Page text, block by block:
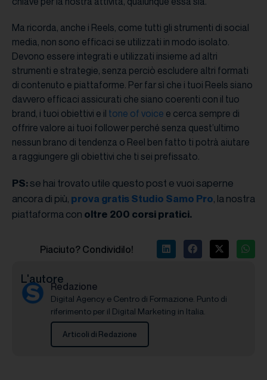
Ma ricorda, anche i Reels, come tutti gli strumenti di social
media, non sono efficaci se utilizzati in modo isolato.
Devono essere integrati e utilizzati insieme ad altri
strumenti e strategie, senza perciò escludere altri formati
di contenuto e piattaforme. Per far sì che i tuoi Reels siano
davvero efficaci assicurati che siano coerenti con il tuo
brand, i tuoi obiettivi e il tone of voice e cerca sempre di
offrire valore ai tuoi follower perché senza quest’ultimo
nessun brano di tendenza o Reel ben fatto ti potrà aiutare
a raggiungere gli obiettivi che ti sei prefissato.
PS:se hai trovato utile questo post e vuoi saperne
ancora di più, prova gratis Studio Samo Pro, la nostra
piattaforma con oltre 200 corsi pratici.
Piaciuto? Condividilo!
L'autore
Redazione
Digital Agency e Centro di Formazione. Punto di
riferimento per il Digital Marketing in Italia.
Articoli di Redazione